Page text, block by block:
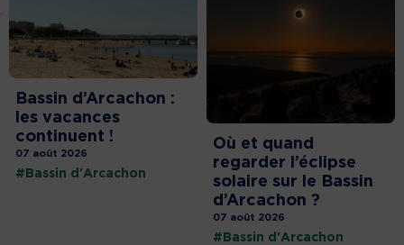
Bassin d’Arcachon :
les vacances
continuent !
07 août 2026
#Bassin d'Arcachon
Où et quand
regarder l’éclipse
solaire sur le Bassin
d’Arcachon ?
07 août 2026
#Bassin d'Arcachon